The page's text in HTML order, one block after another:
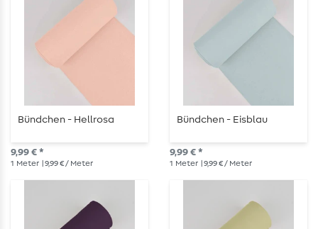
Bündchen - Hellrosa
9,99 € *
1 Meter | 9,99 € / Meter
Bündchen - Eisblau
9,99 € *
1 Meter | 9,99 € / Meter